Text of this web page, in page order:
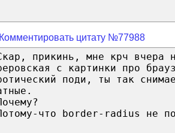
Комментировать цитату №77988
прикинь, мне крч вчера
c картинки про
поди, ты так
что border-radius не